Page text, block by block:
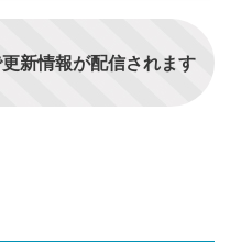
新情報が配信されます